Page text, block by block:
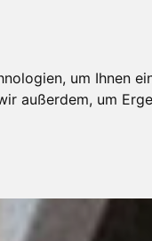
um Ihnen
außerdem, um